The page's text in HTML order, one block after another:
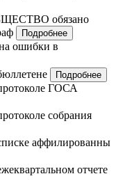
обязано
Подробнее
ошибки в
Подробнее
ГОСА
собрания
аффилированны
отчете